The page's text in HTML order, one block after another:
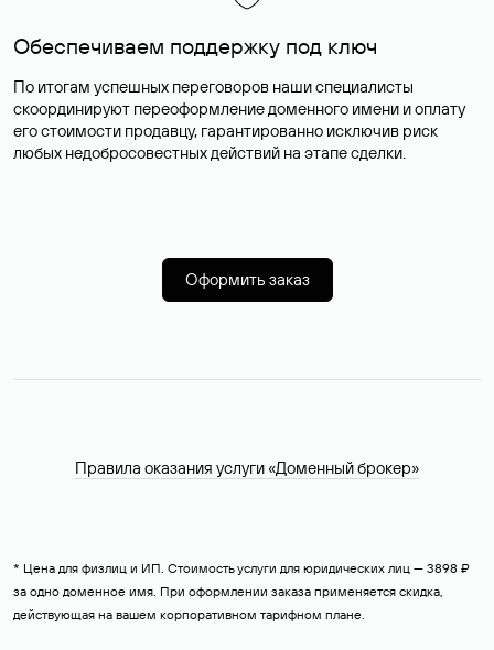
Обеспечиваем поддержку под ключ
По итогам успешных переговоров наши специалисты
скоординируют переоформление доменного имени и оплату
его стоимости продавцу, гарантированно исключив риск
любых недобросовестных действий на этапе сделки.
Оформить заказ
Правила оказания услуги «Доменный брокер»
* Цена для физлиц и ИП. Стоимость услуги для юридических лиц — 3898 ₽
за одно доменное имя. При оформлении заказа применяется скидка,
действующая на вашем корпоративном тарифном плане.